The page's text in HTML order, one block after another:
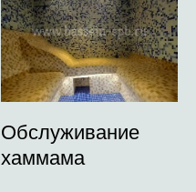
Обслуживание
хаммама